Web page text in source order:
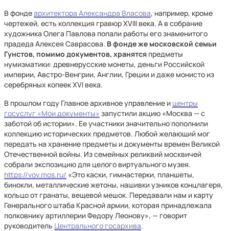
В фондеархитектора Александра Власова, например, кроме
чертежей, есть коллекция гравюр XVIII века. А в собрание
художника Олега Павлова попали работы его знаменитого
прадеда Алексея Саврасова. В фонде же московской семьи
Гунстов, помимо документов, хранятся предметы
нумизматики: древнерусские монеты, деньги Российской
империи, Австро-Венгрии, Англии, Греции и даже монисто из
серебряных копеек XVI века.
В прошлом году Главное архивное управление и центры
госуслуг «Мои документы» запустили акцию «Москва — с
заботой об истории». Ее участники значительно пополнили
коллекцию исторических предметов. Любой желающий мог
передать на хранение предметы и документы времен Великой
Отечественной войны. Из семейных реликвий москвичей
собрали экспозицию для целого виртуального музея.
https://vov.mos.ru/ «Это каски, гимнастерки, планшеты,
бинокли, металлические жетоны, нашивки узников концлагеря,
кольцо от гранаты, вещевой мешок. Передавали нам и карту
Генерального штаба Красной армии, которая принадлежала
полковнику артиллерии Федору Леонову», — говорит
руководитель Центрального госархива.